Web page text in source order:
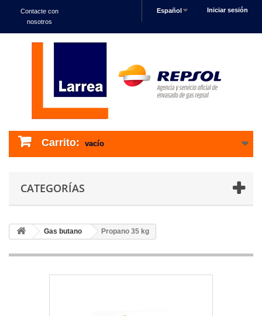
Iniciar sesión
Español
Contacte con
nosotros
Carrito: vacío
CATEGORÍAS
Gas butano Propano 35 kg